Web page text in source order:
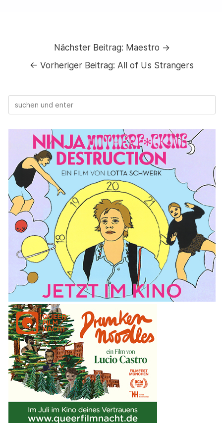
Nächster Beitrag: Maestro →
←Vorheriger Beitrag: All of Us Strangers